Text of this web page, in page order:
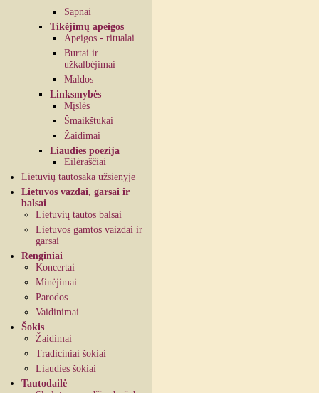
Sapnai
Tikėjimų apeigos
Apeigos - ritualai
Burtai ir
užkalbėjimai
Maldos
Linksmybės
Mįslės
Šmaikštukai
Žaidimai
Liaudies poezija
Eilėraščiai
Lietuvių tautosaka užsienyje
Lietuvos vazdai, garsai ir
balsai
Lietuvių tautos balsai
Lietuvos gamtos vaizdai ir
garsai
Renginiai
Koncertai
Minėjimai
Parodos
Vaidinimai
Šokis
Žaidimai
Tradiciniai šokiai
Liaudies šokiai
Tautodailė